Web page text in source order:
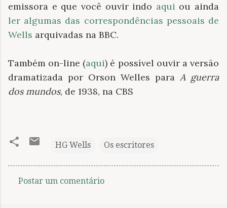
emissora e que você ouvir indo aqui ou ainda
ler algumas das correspondências pessoais de
Wells arquivadas na BBC.
Também on-line (aqui) é possível ouvir a versão
dramatizada por Orson Welles para A guerra
dos mundos, de 1938, na CBS
HG Wells Os escritores
Postar um comentário